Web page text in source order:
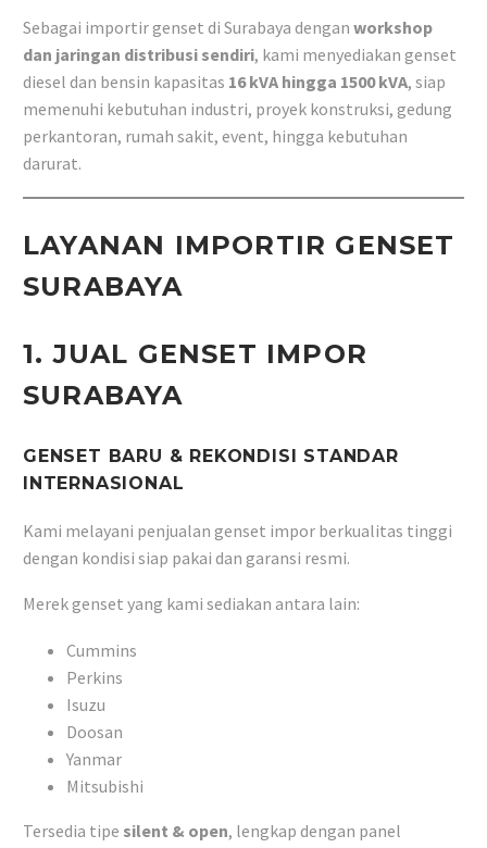
Sebagai importir genset di Surabaya dengan workshop
dan jaringan distribusi sendiri, kami menyediakan genset
diesel dan bensin kapasitas 16 kVA hingga 1500 kVA, siap
memenuhi kebutuhan industri, proyek konstruksi, gedung
perkantoran, rumah sakit, event, hingga kebutuhan
darurat.
LAYANAN IMPORTIR GENSET
SURABAYA
1. JUAL GENSET IMPOR
SURABAYA
GENSET BARU & REKONDISI STANDAR
INTERNASIONAL
Kami melayani penjualan genset impor berkualitas tinggi
dengan kondisi siap pakai dan garansi resmi.
Merek genset yang kami sediakan antara lain:
Cummins
Perkins
Isuzu
Doosan
Yanmar
Mitsubishi
Tersedia tipe silent & open, lengkap dengan panel